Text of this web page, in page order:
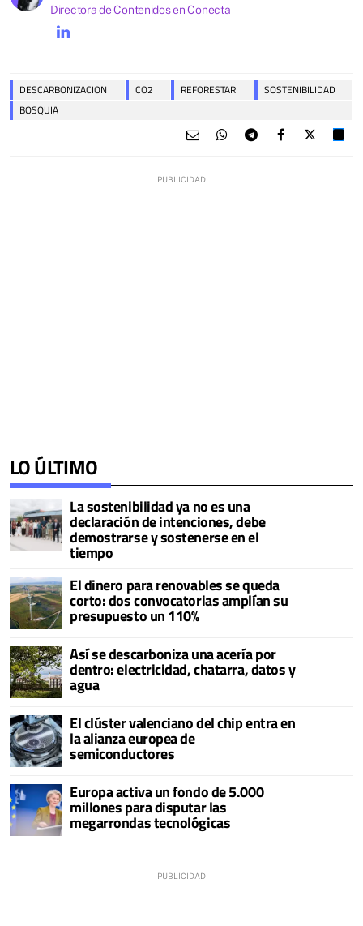
Directora de Contenidos en Conecta
DESCARBONIZACION CO2 REFORESTAR
SOSTENIBILIDAD
BOSQUIA
LO ÚLTIMO
La sostenibilidad ya no es una
declaración de intenciones, debe
demostrarse y sostenerse en el
tiempo
El dinero para renovables se queda
corto: dos convocatorias amplían su
presupuesto un 110%
Así se descarboniza una acería por
dentro: electricidad, chatarra, datos y
agua
El clúster valenciano del chip entra en
la alianza europea de
semiconductores
Europa activa un fondo de 5.000
millones para disputar las
megarrondas tecnológicas